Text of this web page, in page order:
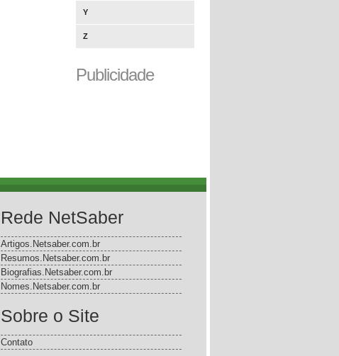
Y
Z
Publicidade
Rede NetSaber
Artigos.Netsaber.com.br
Resumos.Netsaber.com.br
Biografias.Netsaber.com.br
Nomes.Netsaber.com.br
Sobre o Site
Contato